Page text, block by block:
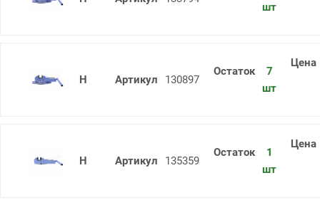
шт
Тиски стан.чуг. пов.7200-0215-02
130897
7
шт
Тиски стан.чуг. н/п 7200-0227-03
135359
1
шт